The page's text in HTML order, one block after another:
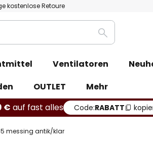
kostenlose Retoure
Suche
Ventilatoren
OUTLET
Mehr
€ auf fast alles Code:RABATT
messing antik/klar